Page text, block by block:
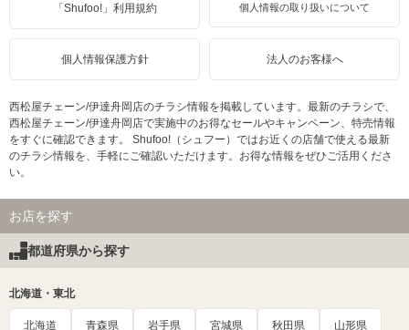
「Shufoo!」利用規約 個人情報の取り扱いについて
個人情報保護方針 法人のお客様へ
西松屋チェーン/伊達舟岡店のチラシ情報を掲載しています。最新のチラシで、
西松屋チェーン/伊達舟岡店で実施中のお得なセールやキャンペーン、特売情報
をすぐに確認できます。 Shufoo!（シュフー）ではお近くの店舗で使える最新
のチラシ情報を、手軽にご確認いただけます。お得な情報をぜひご活用くださ
い。
お店を探す
都道府県から探す
北海道・東北
北海道 青森県 岩手県 宮城県 秋田県 山形県